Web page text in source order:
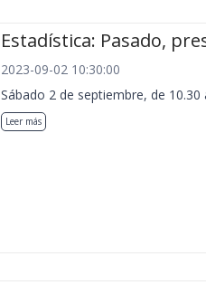
Estadística: Pasado,
2023-09-02 10:30:00
Sábado 2 de septiembre, de 10.30
Leer más